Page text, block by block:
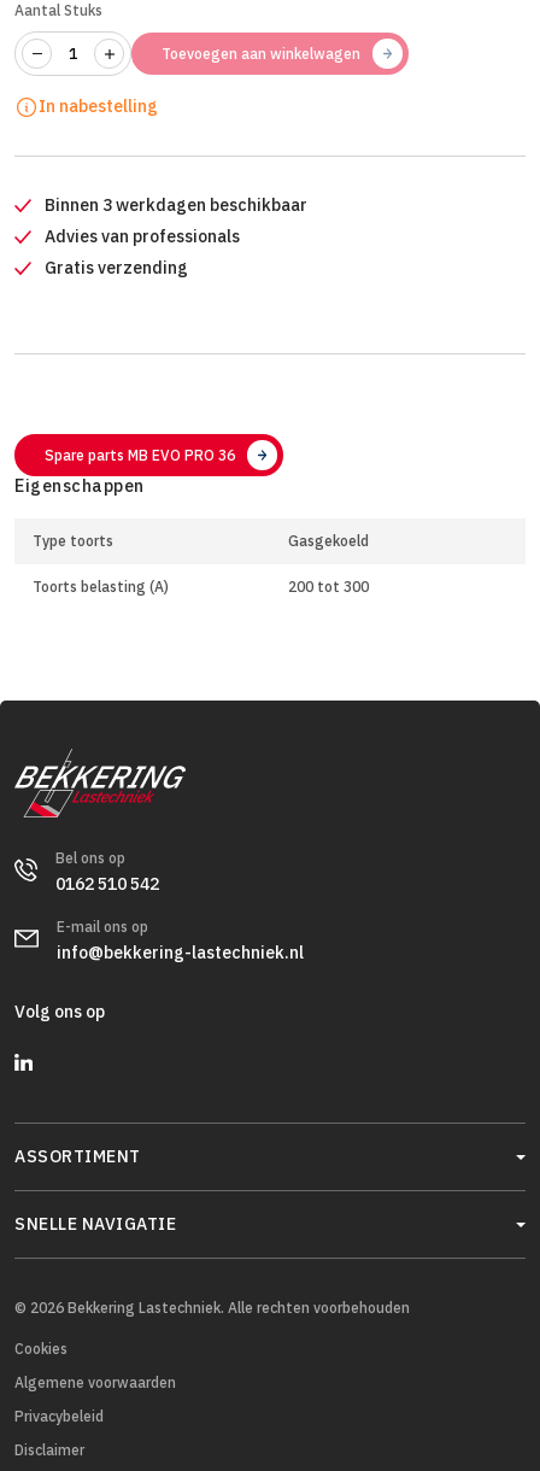
Aantal Stuks
Toevoegen aan winkelwagen
In nabestelling
Binnen 3 werkdagen beschikbaar
Advies van professionals
Gratis verzending
Spare parts MB EVO PRO 36
Eigenschappen
Type toorts Gasgekoeld
Toorts belasting (A) 200 tot 300
Bel ons op
0162 510 542
E-mail ons op
info@bekkering-lastechniek.nl
Volg ons op
ASSORTIMENT
SNELLE NAVIGATIE
© 2026 Bekkering Lastechniek. Alle rechten voorbehouden
Cookies
Algemene voorwaarden
Privacybeleid
Disclaimer